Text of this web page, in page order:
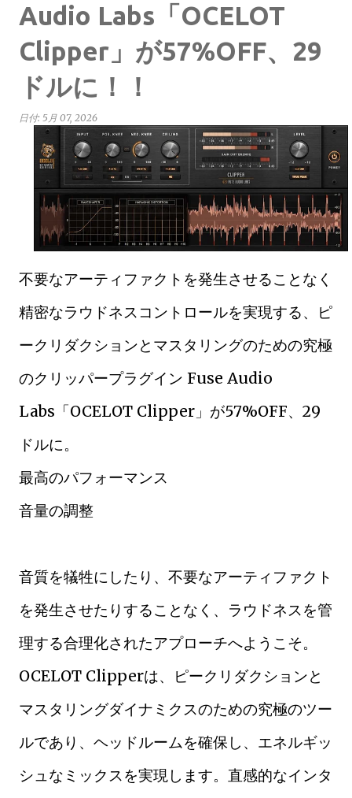
Audio Labs「OCELOT
Clipper」が57%OFF、29
ドルに！！
日付: 5月 07, 2026
不要なアーティファクトを発生させることなく
精密なラウドネスコントロールを実現する、ピ
ークリダクションとマスタリングのための究極
のクリッパープラグイン Fuse Audio
Labs「OCELOT Clipper」が57%OFF、29
ドルに。
最高のパフォーマンス
音量の調整
音質を犠牲にしたり、不要なアーティファクト
を発生させたりすることなく、ラウドネスを管
理する合理化されたアプローチへようこそ。
OCELOT Clipperは、ピークリダクションと
マスタリングダイナミクスのための究極のツー
ルであり、ヘッドルームを確保し、エネルギッ
シュなミックスを実現します。直感的なインタ